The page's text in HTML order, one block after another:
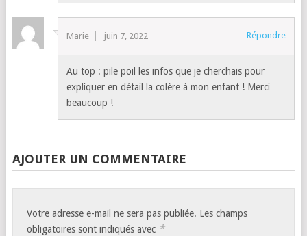
Marie juin 7, 2022 Répondre
Au top : pile poil les infos que je cherchais pour
expliquer en détail la colère à mon enfant ! Merci
beaucoup !
AJOUTER UN COMMENTAIRE
Votre adresse e-mail ne sera pas publiée. Les champs
obligatoires sont indiqués avec *